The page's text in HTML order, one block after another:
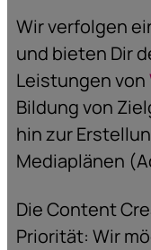
Wir verfolgen
und bieten Dir
Leistungen von
Bildung von
hin zur
Mediaplänen
Die Content
Priorität: Wir